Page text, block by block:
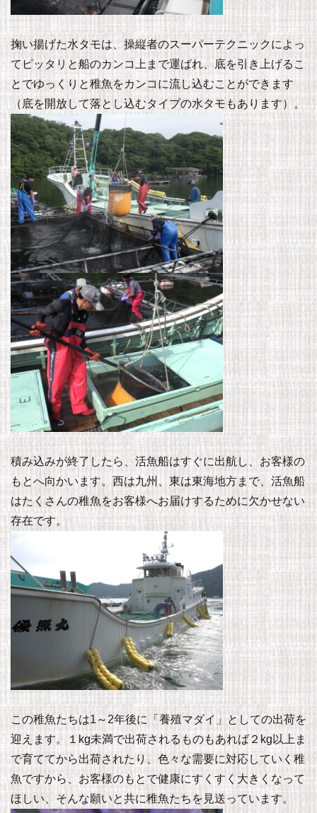
掬い揚げた水タモは、操縦者のスーパーテクニックによっ
てピッタリと船のカンコ上まで運ばれ、底を引き上げるこ
とでゆっくりと稚魚をカンコに流し込むことができます
（底を開放して落とし込むタイプの水タモもあります）。
積み込みが終了したら、活魚船はすぐに出航し、お客様の
もとへ向かいます。西は九州、東は東海地方まで、活魚船
はたくさんの稚魚をお客様へお届けするために欠かせない
存在です。
この稚魚たちは1～2年後に「養殖マダイ」としての出荷を
迎えます。１kg未満で出荷されるものもあれば２kg以上ま
で育ててから出荷されたり、色々な需要に対応していく稚
魚ですから、お客様のもとで健康にすくすく大きくなって
ほしい、そんな願いと共に稚魚たちを見送っています。